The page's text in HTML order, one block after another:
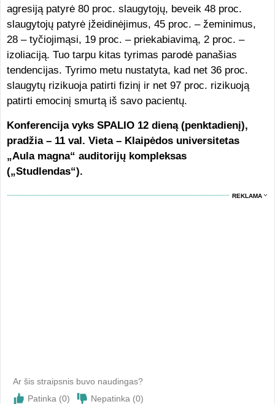
agresiją patyrė 80 proc. slaugytojų, beveik 48 proc.
slaugytojų patyrė įžeidinėjimus, 45 proc. – žeminimus,
28 – tyčiojimąsi, 19 proc. – priekabiavimą, 2 proc. –
izoliaciją. Tuo tarpu kitas tyrimas parodė panašias
tendencijas. Tyrimo metu nustatyta, kad net 36 proc.
slaugytų rizikuoja patirti fizinį ir net 97 proc. rizikuoją
patirti emocinį smurtą iš savo pacientų.
Konferencija vyks SPALIO 12 dieną (penktadienį),
pradžia – 11 val. Vieta – Klaipėdos universitetas
„Aula magna“ auditorijų kompleksas
(„Studlendas“).
REKLAMA
Ar šis straipsnis buvo naudingas?
Patinka (0) Nepatinka (0)